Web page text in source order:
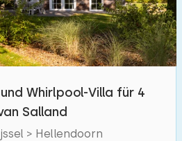
Whirlpool-Villa für 4
Salland
> Hellendoorn